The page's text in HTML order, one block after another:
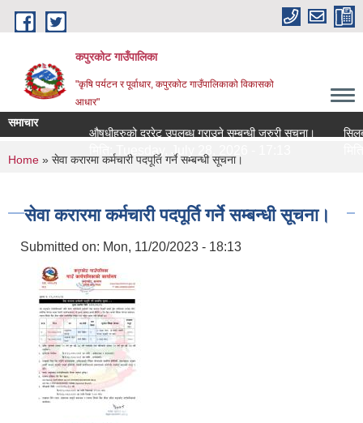
Skip to main content
कपुरकोट गाउँपालिका
"कृषि पर्यटन र पूर्वाधार, कपुरकोट गाउँपालिकाको विकासको
आधार"
समाचार
औषधीहरुको दररेट उपलब्ध गराउने सम्बन्धी जरुरी सूचना।
Tuesday, July 28, 2026 - 17:13
You are here
Home » सेवा करारमा कर्मचारी पदपूर्ति गर्ने सम्बन्धी सूचना।
सेवा करारमा कर्मचारी पदपूर्ति गर्ने सम्बन्धी सूचना।
Submitted on: Mon, 11/20/2023 - 18:13